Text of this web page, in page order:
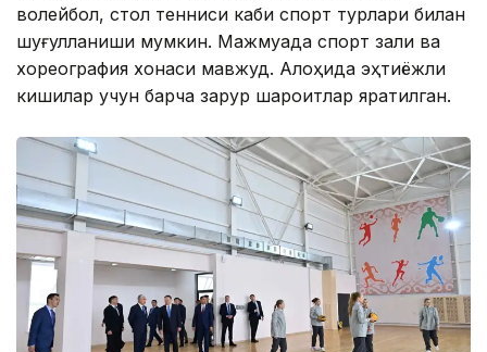
волейбол, стол тенниси каби спорт турлари билан
шуғулланиши мумкин. Мажмуада спорт зали ва
хореография хонаси мавжуд. Алоҳида эҳтиёжли
кишилар учун барча зарур шароитлар яратилган.